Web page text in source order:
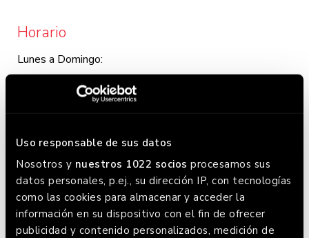
Uso responsable de sus datos
Nosotros y nuestros 1022 socios procesamos sus
datos personales, p.ej., su dirección IP, con tecnologías
como las cookies para almacenar y acceder la
información en su dispositivo con el fin de ofrecer
publicidad y contenido personalizados, medición de
Horario
Lunes a Domingo:
12:00 - 0:00. Este horario puede variar, chequea en